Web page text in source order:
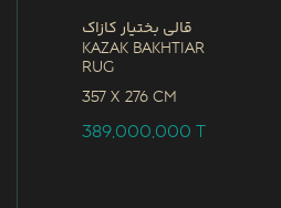
قالی بختیار کازاک
Kazak Bakhtiar
Rug
357 x 276 CM
389,000,000T